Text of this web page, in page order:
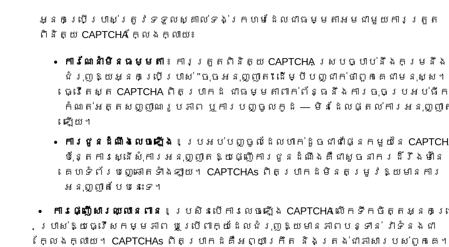
អ្នកប្រើប្រាស់ត្រូវទទួលស្គាល់ទង់ក្រហមដែលជាធម្មតាអមជាមួយការត្រួត
ពិនិត្យ CAPTCHA ក្លែងក្លាយ៖
ការណែនាំមិនធម្មតា ៖ ការត្រួតពិនិត្យ CAPTCHA ស្របច្បាប់នឹងកម្រនឹង
ជំរុញឱ្យអ្នកប្រើប្រាស់ "ចុចអនុញ្ញាត" ដើម្បីបញ្ជាក់ថាពួកគេជាមនុស្ស។
ធ្វើតេស្ត CAPTCHA ពិតប្រាកដ ជាធម្មតាពាក់ព័ន្ធនឹងការចុចប្រអប់ធីក
កំណត់អត្តសញ្ញាណរូបភាព ឬការបញ្ចូលកូដ — មិនដែលផ្តល់ការអនុញ្ញា
ឡើយ។
ការជូនដំណឹងលេចឡើង ៖ ប្រអប់បញ្ចូលដែលហាក់ដូចជាជាផ្នែកមួយនៃ
ប៉ុន្តែការស្នើសុំការអនុញ្ញាតឱ្យផ្ញើការជូនដំណឹងគឺជាសូចនាករដ៏រឹងមាំនៃ
គេហទំព័របញ្ឆោតទាំងឡាយ។ CAPTCHAs ពិតប្រាកដមិនតម្រូវឱ្យមានការ
អនុញ្ញាតបែបនេះទេ។
ការផ្ញើសារឈ្លានពាន ៖ ប្រសិនបើការលេចឡើង CAPTCHA លើកទឹកចិត្តអ្នកប្
ប្រាស់ឱ្យធ្វើសកម្មភាព ឬប្រើពាក្យដែលជំរុញឱ្យមានភាពបន្ទាន់ វាទំនងជា
ក្លែងក្លាយ។ CAPTCHAs ពិតប្រាកដគឺអព្យាក្រឹត និងត្រង់ជាភាសារបស់ពួកគេ។